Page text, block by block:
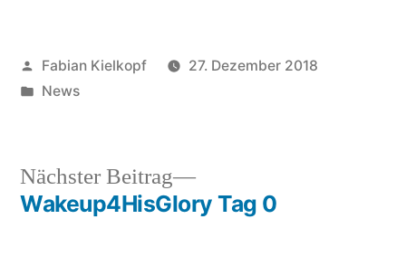
Veröffentlicht
von
Fabian Kielkopf
27. Dezember 2018
Veröffentlicht
News
Beitragsnavigation
Nächster Beitrag
Nächster
Beitrag:
Wakeup4HisGlory Tag 0